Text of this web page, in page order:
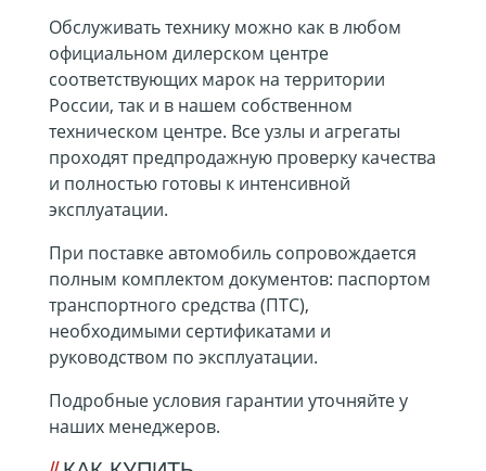
Обслуживать технику можно как в любом
официальном дилерском центре
соответствующих марок на территории
России, так и в нашем собственном
техническом центре. Все узлы и агрегаты
проходят предпродажную проверку качества
и полностью готовы к интенсивной
эксплуатации.
При поставке автомобиль сопровождается
полным комплектом документов: паспортом
транспортного средства (ПТС),
необходимыми сертификатами и
руководством по эксплуатации.
Подробные условия гарантии уточняйте у
наших менеджеров.